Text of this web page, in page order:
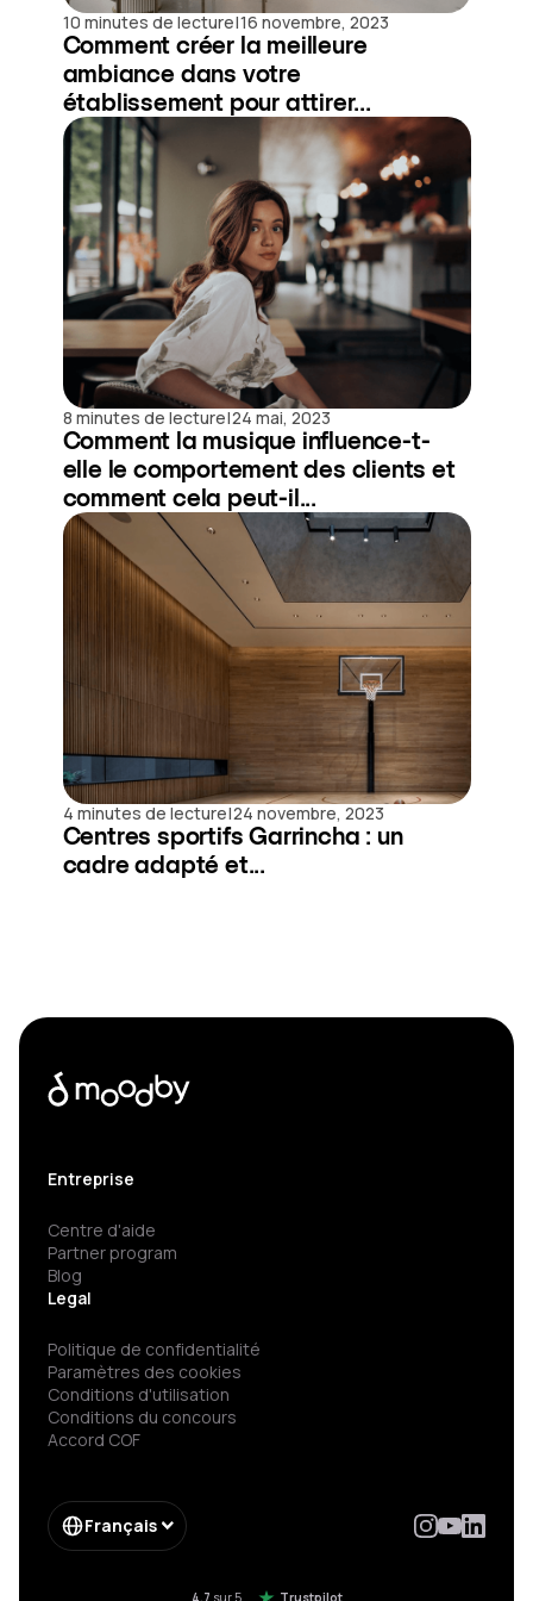
10 minutes de lecture|16 novembre, 2023
Comment créer la meilleure
ambiance dans votre
établissement pour attirer...
8 minutes de lecture|24 mai, 2023
Comment la musique influence-t-
elle le comportement des clients et
comment cela peut-il...
4 minutes de lecture|24 novembre, 2023
Centres sportifs Garrincha : un
cadre adapté et...
Entreprise
Centre d'aide
Partner program
Blog
Legal
Politique de confidentialité
Paramètres des cookies
Conditions d'utilisation
Conditions du concours
Accord COF
Français
4.7 sur 5 Trustpilot